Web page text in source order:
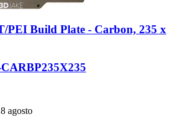
PEI Build Plate -​ Carbon, 235 x
agosto